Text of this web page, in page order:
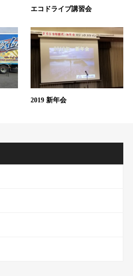
エコドライブ講習会
2019 新年会